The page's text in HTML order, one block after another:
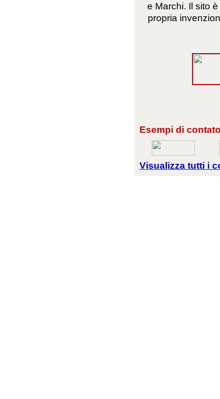
e Marchi. Il sito
propria
Esempi di
Visualizza tutti i